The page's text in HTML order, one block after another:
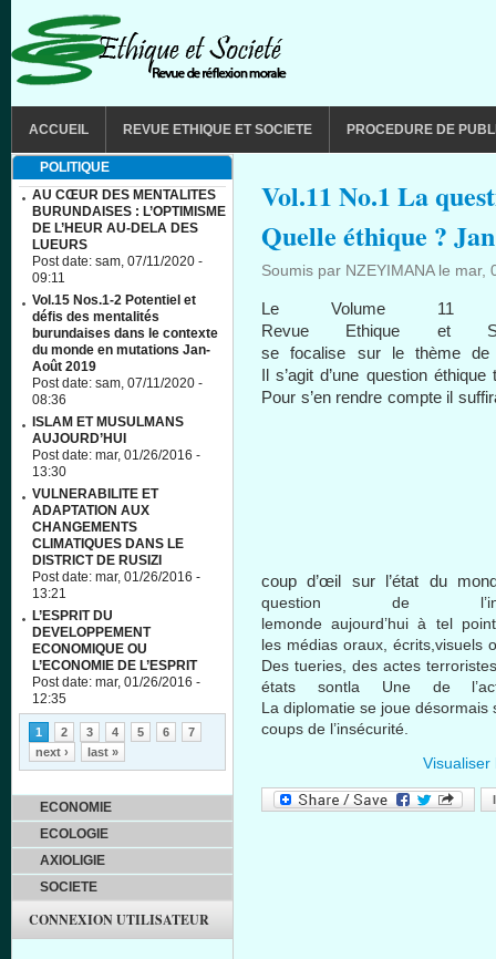
ACCUEIL REVUE ETHIQUE ET SOCIETE PROCEDURE DE
Vol.11 No.1 La
Quelle éthique ?
Soumis par NZEYIMANAle mar,
Le Volume
Revue Ethique et
sefocalise surlethème
Ils’agit d’une question éthique
Pour s’en rendre compte il
coupd’œil sur l’état du
question de
lemonde aujourd’hui à tel
les médias oraux ,écrits ,visuels
Destueries , desactes
états
sontla Unede
La diplomatie se joue désormais
coups de l’insécurité
Visualiser
POLITIQUE
AU CŒUR DES MENTALITES
BURUNDAISES : L’OPTIMISME
DE L’HEUR AU-DELA DES
LUEURS
Post date: sam, 07/11/2020 -
09:11
Vol.15 Nos.1-2 Potentiel et
défis des mentalités
burundaises dans le contexte
du monde en mutations Jan-
Août 2019
Post date: sam, 07/11/2020 -
08:36
ISLAM ET MUSULMANS
AUJOURD’HUI
Post date: mar, 01/26/2016 -
13:30
VULNERABILITE ET
ADAPTATION AUX
CHANGEMENTS
CLIMATIQUES DANS LE
DISTRICT DE RUSIZI
Post date: mar, 01/26/2016 -
13:21
L’ESPRIT DU
DEVELOPPEMENT
ECONOMIQUE OU
L’ECONOMIE DE L’ESPRIT
Post date: mar, 01/26/2016 -
12:35
Pages
1 2 3 4 5 6
7
next ›
last »
ECONOMIE
ECOLOGIE
AXIOLIGIE
SOCIETE
CONNEXION UTILISATEUR